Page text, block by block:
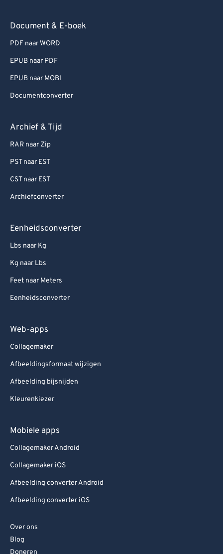
Document & E-boek
PDF naar WORD
EPUB naar PDF
EPUB naar MOBI
Documentconverter
Archief & Tijd
RAR naar Zip
PST naar EST
CST naar EST
Archiefconverter
Eenheidsconverter
Lbs naar Kg
Kg naar Lbs
Feet naar Meters
Eenheidsconverter
Web-apps
Collagemaker
Afbeeldingsformaat wijzigen
Afbeelding bijsnijden
Kleurenkiezer
Mobiele apps
Collagemaker Android
Collagemaker iOS
Afbeelding converter Android
Afbeelding converter iOS
Over ons
Blog
Doneren